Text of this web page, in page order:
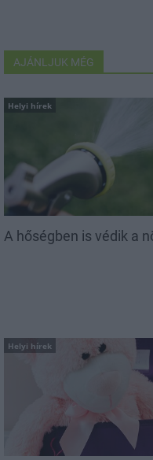
AJÁNLJUK MÉG
Helyi hírek
A hőségben is védik a
Helyi hírek